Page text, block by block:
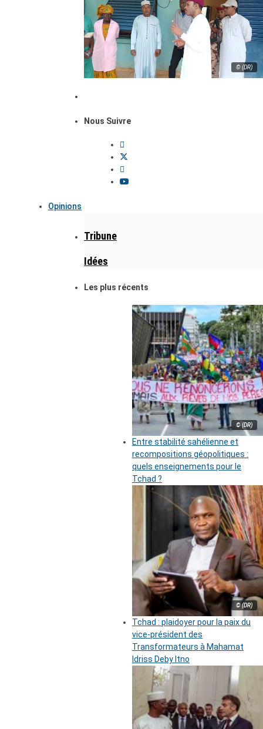
© (DR)
Nous Suivre
Opinions
Tribune
Idées
Les plus récents
© (DR)
Entre stabilité sahélienne et
recompositions géopolitiques :
quels enseignements pour le
Tchad ?
© (DR)
Tchad : plaidoyer pour la paix du
vice-président des
Transformateurs à Mahamat
Idriss Deby Itno